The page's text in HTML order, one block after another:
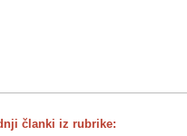
članki iz rubrike: